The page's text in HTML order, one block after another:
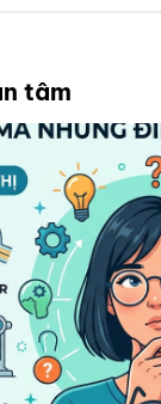
tâm